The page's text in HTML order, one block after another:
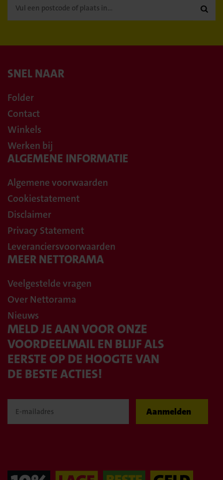

SNEL NAAR
Folder
Contact
Winkels
Werken bij
ALGEMENE INFORMATIE
Algemene voorwaarden
Cookiestatement
Disclaimer
Privacy Statement
Leveranciersvoorwaarden
MEER NETTORAMA
Veelgestelde vragen
Over Nettorama
Nieuws
MELD JE AAN VOOR ONZE
VOORDEELMAIL EN BLIJF ALS
EERSTE OP DE HOOGTE VAN
DE BESTE ACTIES!
Aanmelden